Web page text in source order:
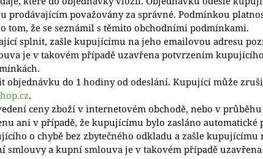
prodávajícím považovány za správné. Podmínkou
že se seznámil s těmito obchodními podmínkami.
splnit, zašle kupujícímu na jeho emailovou adresu
je v takovém případě uzavřena potvrzením
do 1 hodiny od odeslání. Kupující může
.
ceny zboží v internetovém obchodě, nebo v
ani v případě, že kupujícímu bylo zasláno
o chybě bez zbytečného odkladu a zašle kupujícímu
smlouvy a kupní smlouva je v takovém případě